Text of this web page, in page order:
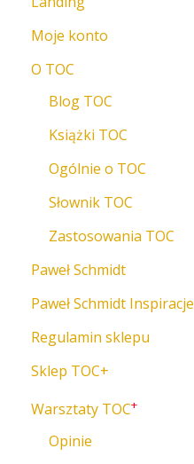
Moje konto
O TOC
Blog TOC
Książki TOC
Ogólnie o TOC
Słownik TOC
Zastosowania TOC
Paweł Schmidt
Paweł Schmidt Inspiracje
Regulamin sklepu
Sklep TOC+
Warsztaty TOC+
Opinie